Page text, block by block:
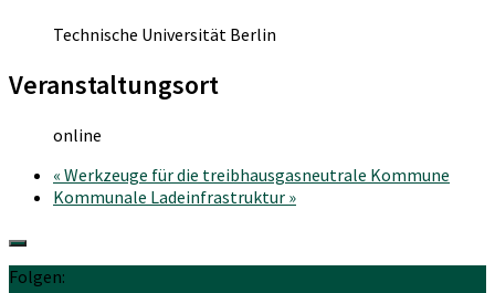
Technische Universität Berlin
Veranstaltungsort
online
« Werkzeuge für die treibhausgasneutrale Kommune
Kommunale Ladeinfrastruktur »
Folgen: